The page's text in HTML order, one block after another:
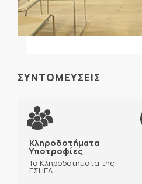
ΣΥΝΤΟΜΕΥΣΕΙΣ
Κληροδοτήματα
Υποτροφίες
Τα Κληροδοτήματα της
ΕΣΗΕΑ